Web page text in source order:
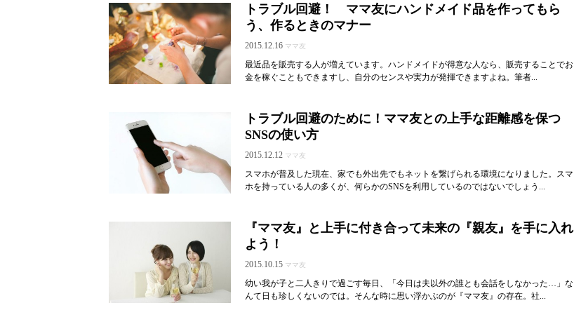
トラブル回避！ ママ友にハンドメイド品を作ってもら
う、作るときのマナー
2015.12.16 ママ友
最近品を販売する人が増えています。ハンドメイドが得意な人なら、販売することでお
金を稼ぐこともできますし、自分のセンスや実力が発揮できますよね。筆者...
トラブル回避のために！ママ友との上手な距離感を保つ
SNSの使い方
2015.12.12 ママ友
スマホが普及した現在、家でも外出先でもネットを繋げられる環境になりました。スマ
ホを持っている人の多くが、何らかのSNSを利用しているのではないでしょう...
『ママ友』と上手に付き合って未来の『親友』を手に入れ
よう！
2015.10.15 ママ友
幼い我が子と二人きりで過ごす毎日、「今日は夫以外の誰とも会話をしなかった…」な
んて日も珍しくないのでは。そんな時に思い浮かぶのが『ママ友』の存在。社...